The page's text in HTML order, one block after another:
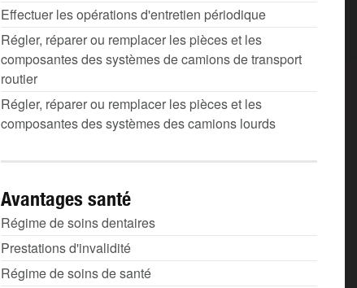
Effectuer les opérations d'entretien périodique
Régler, réparer ou remplacer les pièces et les
composantes des systèmes de camions de transport
routier
Régler, réparer ou remplacer les pièces et les
composantes des systèmes des camions lourds
Avantages santé
Régime de soins dentaires
Prestations d'invalidité
Régime de soins de santé